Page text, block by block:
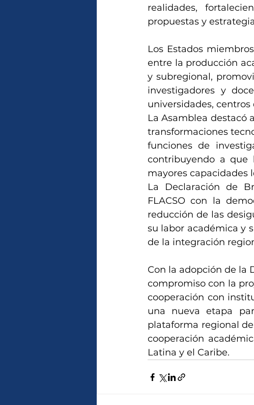
realidades,
propuestas y
Los Estados
entre la producción
y subregional,
investigadores y
universidades,
La Asamblea destacó
transformaciones
funciones de
contribuyendo a que
mayores capacidades
La Declaración de
FLACSO con la
reducción de las
su labor académica y
de la integración
Con la adopción de la
compromiso con la
cooperación con
una nueva etapa
plataforma regional
cooperación
Latina y el Caribe.